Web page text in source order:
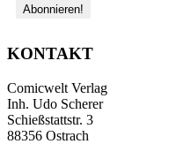
KONTAKT
Comicwelt Verlag
Inh. Udo Scherer
Schießstattstr. 3
88356 Ostrach